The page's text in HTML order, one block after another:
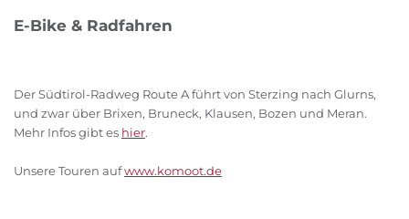
E-Bike & Radfahren
Der Südtirol-Radweg Route A führt von Sterzing nach Glurns,
und zwar über Brixen, Bruneck, Klausen, Bozen und Meran.
Mehr Infos gibt es hier.
Unsere Touren aufwww.komoot.de